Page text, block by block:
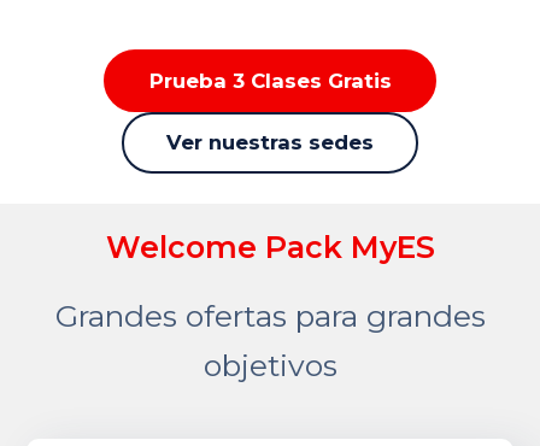
Prueba 3 Clases Gratis
Ver nuestras sedes
Welcome Pack MyES
Grandes ofertas para grandes
objetivos